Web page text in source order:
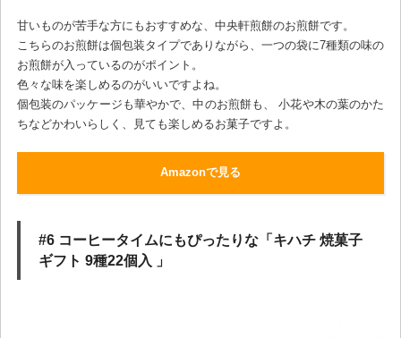
甘いものが苦手な方にもおすすめな、中央軒煎餅のお煎餅です。
こちらのお煎餅は個包装タイプでありながら、一つの袋に7種類の味の
お煎餅が入っているのがポイント。
色々な味を楽しめるのがいいですよね。
個包装のパッケージも華やかで、中のお煎餅も、 小花や木の葉のかた
ちなどかわいらしく、見ても楽しめるお菓子ですよ。
Amazonで見る
#6 コーヒータイムにもぴったりな「キハチ 焼菓子
ギフト 9種22個入 」